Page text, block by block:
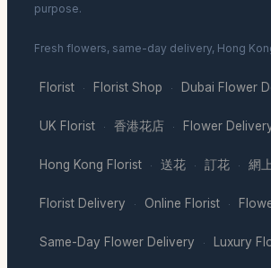
purpose.
Fresh flowers, same-day delivery, Hong
Florist · Florist Shop · Dubai Flower
UK Florist · 香港花店 · Flower
Hong Kong Florist · 送花 · 訂花 · 網
Florist Delivery · Online Florist ·
Same-Day Flower Delivery · Luxury